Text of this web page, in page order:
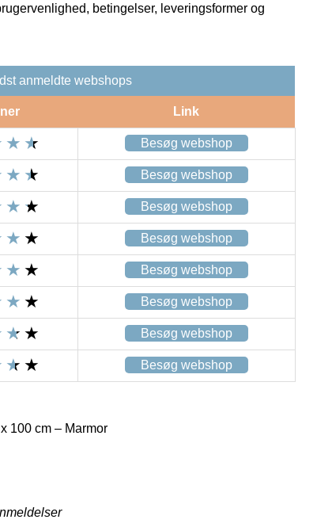
betingelser, leveringsformer og
anmeldte webshops
Link
Besøg webshop
Besøg webshop
Besøg webshop
Besøg webshop
Besøg webshop
Besøg webshop
Besøg webshop
Besøg webshop
100 cm – Marmor